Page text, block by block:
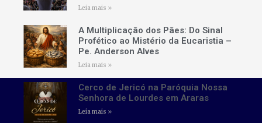
Leia mais »
A Multiplicação dos Pães: Do Sinal
Profético ao Mistério da Eucaristia –
Pe. Anderson Alves
Leia mais »
Cerco de Jericó na Paróquia Nossa
Senhora de Lourdes em Araras
Leia mais »